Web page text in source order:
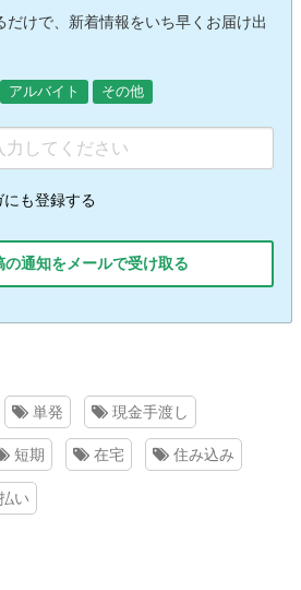
だけで、新着情報をいち早くお届け出
アルバイト その他
も登録する
通知をメールで受け取る
単発 現金手渡し
短期 在宅 住み込み
い